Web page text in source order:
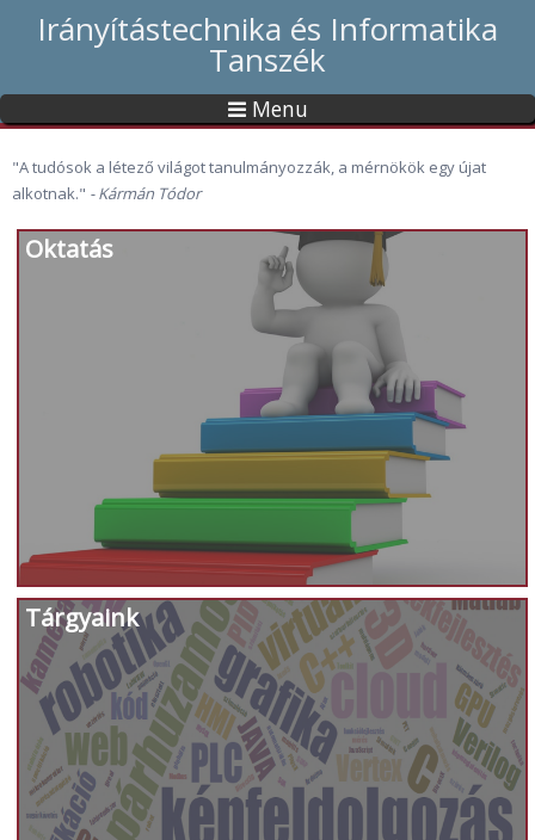
Irányítástechnika és Informatika
Tanszék
Menu
"A tudósok a létező világot tanulmányozzák, a mérnökök egy újat
alkotnak." - Kármán Tódor
Oktatás
Tárgyaink